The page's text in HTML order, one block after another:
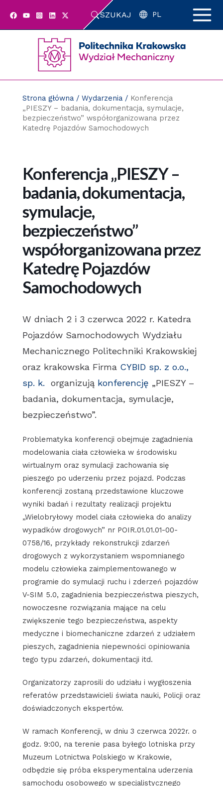
SZUKAJ PL
Strona główna/ Wydarzenia/ Konferencja
„PIESZY – badania, dokumentacja, symulacje,
bezpieczeństwo” współorganizowana przez
Katedrę Pojazdów Samochodowych
Konferencja „PIESZY –
badania, dokumentacja,
symulacje,
bezpieczeństwo”
współorganizowana przez
Katedrę Pojazdów
Samochodowych
W dniach 2 i 3 czerwca 2022 r. Katedra
Pojazdów Samochodowych Wydziału
Mechanicznego Politechniki Krakowskiej
oraz krakowska Firma CYBID sp. z o.o.,
sp. k. organizują konferencję „PIESZY –
badania, dokumentacja, symulacje,
bezpieczeństwo”.
Problematyka konferencji obejmuje zagadnienia
modelowania ciała człowieka w środowisku
wirtualnym oraz symulacji zachowania się
pieszego po uderzeniu przez pojazd. Podczas
konferencji zostaną przedstawione kluczowe
wyniki badań i rezultaty realizacji projektu
„Wielobryłowy model ciała człowieka do analizy
wypadków drogowych” nr POIR.01.01.01-00-
0758/16, przykłady rekonstrukcji zdarzeń
drogowych z wykorzystaniem wspomnianego
modelu człowieka zaimplementowanego w
programie do symulacji ruchu i zderzeń pojazdów
V-SIM 5.0, zagadnienia bezpieczeństwa pieszych,
nowoczesne rozwiązania mające na celu
zwiększenie tego bezpieczeństwa, aspekty
medyczne i biomechaniczne zdarzeń z udziałem
pieszych, zagadnienia niepewności opiniowania
tego typu zdarzeń, dokumentacji itd.
Organizatorzy zaprosili do udziału i wygłoszenia
referatów przedstawicieli świata nauki, Policji oraz
doświadczonych ekspertów.
W ramach Konferencji, w dniu 3 czerwca 2022r. o
godz. 9:00, na terenie pasa byłego lotniska przy
Muzeum Lotnictwa Polskiego w Krakowie,
odbędzie się próba eksperymentalna uderzenia
samochodu osobowego w specjalistycznego